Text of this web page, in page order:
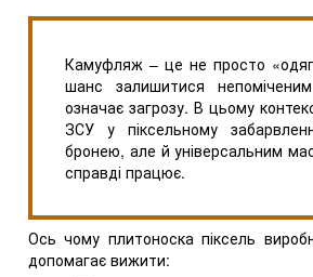
Камуфляж – це не просто
шанс залишитися
означає загрозу. В цьому
ЗСУ у піксельному
бронею, але й універсальним
справді працює.
Ось чому плитоноска піксель
допомагає вижити: